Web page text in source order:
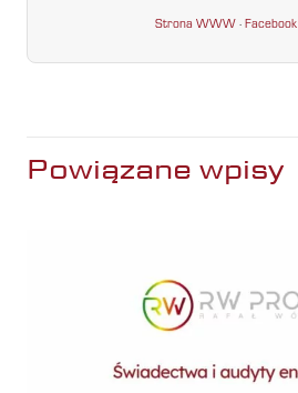
Strona WWW ·Facebook
Powiązane wpisy